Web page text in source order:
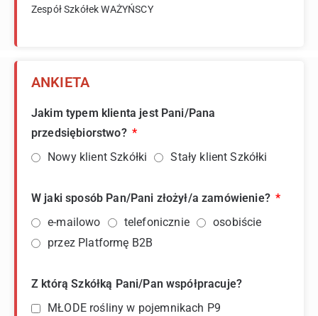
Zespół Szkółek WAŻYŃSCY
ANKIETA
Jakim typem klienta jest Pani/Pana
przedsiębiorstwo?
Nowy klient Szkółki
Stały klient Szkółki
W jaki sposób Pan/Pani złożył/a zamówienie?
e-mailowo
telefonicznie
osobiście
przez Platformę B2B
Z którą Szkółką Pani/Pan współpracuje?
MŁODE rośliny w pojemnikach P9